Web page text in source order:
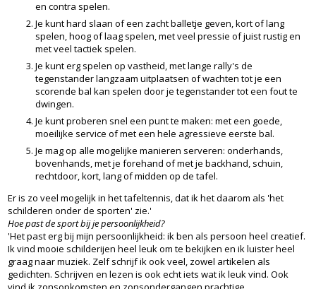
en contra spelen.
Je kunt hard slaan of een zacht balletje geven, kort of lang
spelen, hoog of laag spelen, met veel pressie of juist rustig en
met veel tactiek spelen.
Je kunt erg spelen op vastheid, met lange rally's de
tegenstander langzaam uitplaatsen of wachten tot je een
scorende bal kan spelen door je tegenstander tot een fout te
dwingen.
Je kunt proberen snel een punt te maken: met een goede,
moeilijke service of met een hele agressieve eerste bal.
Je mag op alle mogelijke manieren serveren: onderhands,
bovenhands, met je forehand of met je backhand, schuin,
rechtdoor, kort, lang of midden op de tafel.
Er is zo veel mogelijk in het tafeltennis, dat ik het daarom als 'het
schilderen onder de sporten' zie.'
Hoe past de sport bij je persoonlijkheid?
'Het past erg bij mijn persoonlijkheid: ik ben als persoon heel creatief.
Ik vind mooie schilderijen heel leuk om te bekijken en ik luister heel
graag naar muziek. Zelf schrijf ik ook veel, zowel artikelen als
gedichten. Schrijven en lezen is ook echt iets wat ik leuk vind. Ook